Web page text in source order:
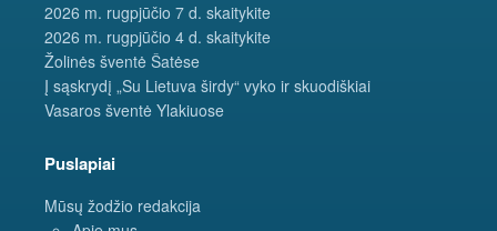
2026 m. rugpjūčio 7 d. skaitykite
2026 m. rugpjūčio 4 d. skaitykite
Žolinės šventė Šatėse
Į sąskrydį „Su Lietuva širdy“ vyko ir skuodiškiai
Vasaros šventė Ylakiuose
Puslapiai
Mūsų žodžio redakcija